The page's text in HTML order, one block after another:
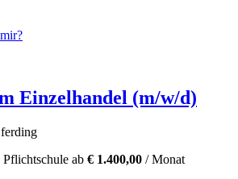
Einzelhandel (m/w/d)
Pflichtschule ab € 1.400,00 / Monat